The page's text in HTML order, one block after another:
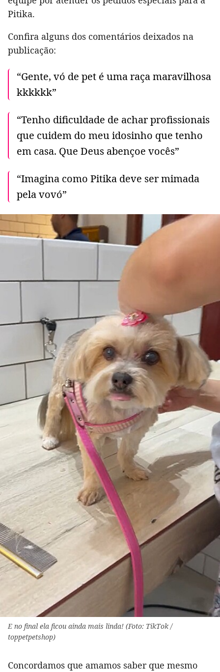
Pitika.
Confira alguns dos comentários deixados na
publicação:
“Gente, vó de pet é uma raça maravilhosa
kkkkkk”
“Tenho dificuldade de achar profissionais
que cuidem do meu idosinho que tenho
em casa. Que Deus abençoe vocês”
“Imagina como Pitika deve ser mimada
pela vovó”
E no final ela ficou ainda mais linda! (Foto: TikTok /
toppetpetshop)
Concordamos que amamos saber que mesmo